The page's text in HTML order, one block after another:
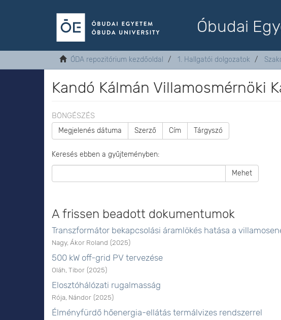
Óbudai
ÓDA repozitórium kezdőoldal 1. Hallgatói dolgozatok
Kandó Kálmán Villamosmérnöki
BÖNGÉSZÉS
Megjelenés dátuma Szerző Cím Tárgyszó
Keresés ebben a gyűjteményben:
Mehet
A frissen beadott dokumentumok
Transzformátor bekapcsolási áramlökés hatása a
Nagy, Ákor Roland (2025)
500 kW off-grid PV tervezése
Oláh, Tibor (2025)
Elosztóhálózati rugalmasság
Rója, Nándor (2025)
Élményfürdő hőenergia-ellátás termálvizes rendszerrel